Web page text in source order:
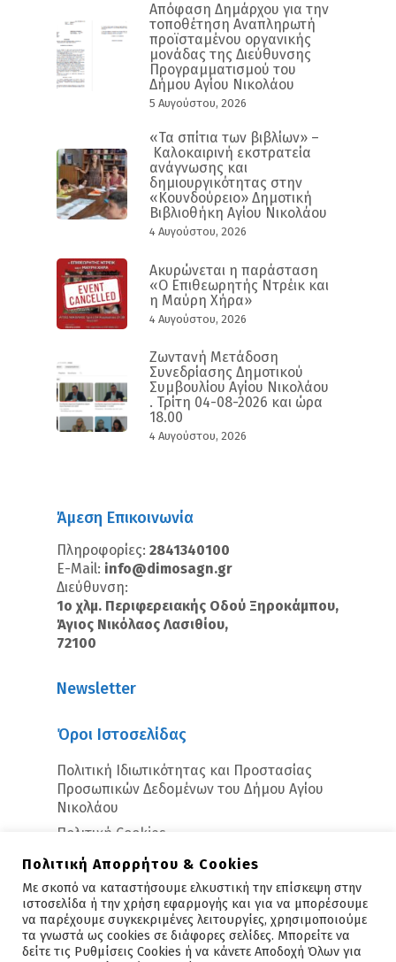
Απόφαση Δημάρχου για την
τοποθέτηση Αναπληρωτή
προϊσταμένου οργανικής
μονάδας της Διεύθυνσης
Προγραμματισμού του
Δήμου Αγίου Νικολάου
5 Αυγούστου, 2026
«Τα σπίτια των βιβλίων» –
Καλοκαιρινή εκστρατεία
ανάγνωσης και
δημιουργικότητας στην
«Κουνδούρειο» Δημοτική
Βιβλιοθήκη Αγίου Νικολάου
4 Αυγούστου, 2026
Ακυρώνεται η παράσταση
«Ο Επιθεωρητής Ντρέικ και
η Μαύρη Χήρα»
4 Αυγούστου, 2026
Ζωντανή Μετάδοση
Συνεδρίασης Δημοτικού
Συμβουλίου Αγίου Νικολάου
. Τρίτη 04-08-2026 και ώρα
18.00
4 Αυγούστου, 2026
Άμεση Επικοινωνία
Πληροφορίες: 2841340100
E-Mail: info@dimosagn.gr
Διεύθυνση:
1ο χλμ. Περιφερειακής Οδού Ξηροκάμπου,
Άγιος Νικόλαος Λασιθίου,
72100
Newsletter
Όροι Ιστοσελίδας
Πολιτική Ιδιωτικότητας και Προστασίας
Προσωπικών Δεδομένων του Δήμου Αγίου
Νικολάου
Πολιτική Cookies
Copyright © 2026 - Άγιος Νικόλαος
Πολιτική Απορρήτου & Cookies
Με σκοπό να καταστήσουμε ελκυστική την επίσκεψη στην
ιστοσελίδα ή την χρήση εφαρμογής και για να μπορέσουμε
να παρέχουμε συγκεκριμένες λειτουργίες, χρησιμοποιούμε
τα γνωστά ως cookies σε διάφορες σελίδες. Μπορείτε να
δείτε τις Ρυθμίσεις Cookies ή να κάνετε Αποδοχή Όλων για